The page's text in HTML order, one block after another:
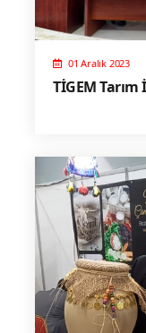
01 Aralık 2023
TİGEM